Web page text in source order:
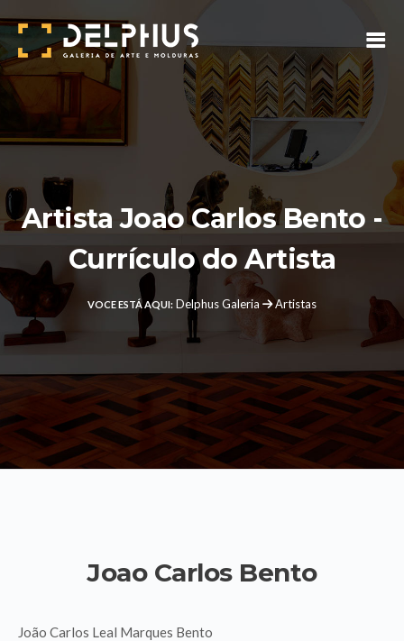
Artista Joao Carlos Bento -
Currículo do Artista
VOCE ESTÁ AQUI: Delphus Galeria Artistas
Joao Carlos Bento
João Carlos Leal Marques Bento